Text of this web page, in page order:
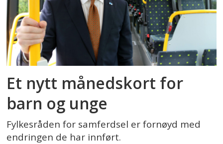
Et nytt månedskort for
barn og unge
Fylkesråden for samferdsel er fornøyd med
endringen de har innført.